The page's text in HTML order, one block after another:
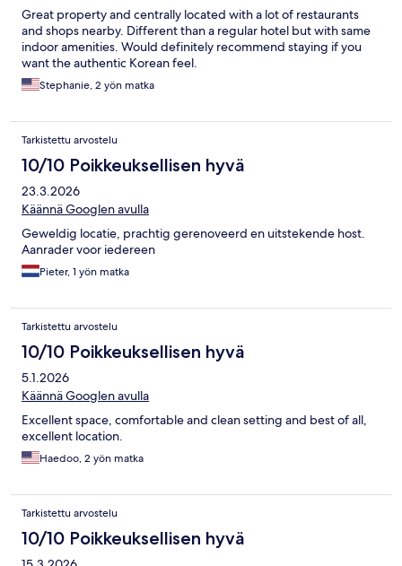
Great property and centrally located with a lot of restaurants
and shops nearby. Different than a regular hotel but with same
indoor amenities. Would definitely recommend staying if you
want the authentic Korean feel.
Stephanie, 2 yön matka
Tarkistettu arvostelu
10/10 Poikkeuksellisen hyvä
23.3.2026
Käännä Googlen avulla
Geweldig locatie, prachtig gerenoveerd en uitstekende host.
Aanrader voor iedereen
Pieter, 1 yön matka
Tarkistettu arvostelu
10/10 Poikkeuksellisen hyvä
5.1.2026
Käännä Googlen avulla
Excellent space, comfortable and clean setting and best of all,
excellent location.
Haedoo, 2 yön matka
Tarkistettu arvostelu
10/10 Poikkeuksellisen hyvä